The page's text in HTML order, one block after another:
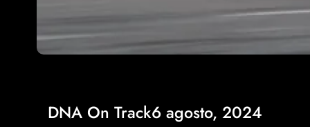
DNA On Track6 agosto, 2024